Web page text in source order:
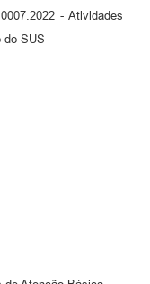
- Atividades
do SUS